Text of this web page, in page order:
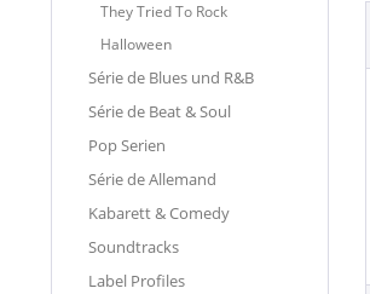
They Tried To Rock
Halloween
Série de Blues und R&B
Série de Beat & Soul
Pop Serien
Série de Allemand
Kabarett & Comedy
Soundtracks
Label Profiles